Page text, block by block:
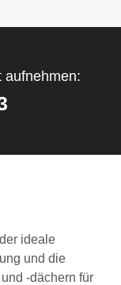
aufnehmen:
ideale
und die
-dächern für